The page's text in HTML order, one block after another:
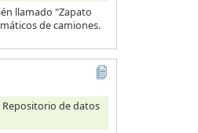
llamado "Zapato
de camiones.
Repositorio de datos